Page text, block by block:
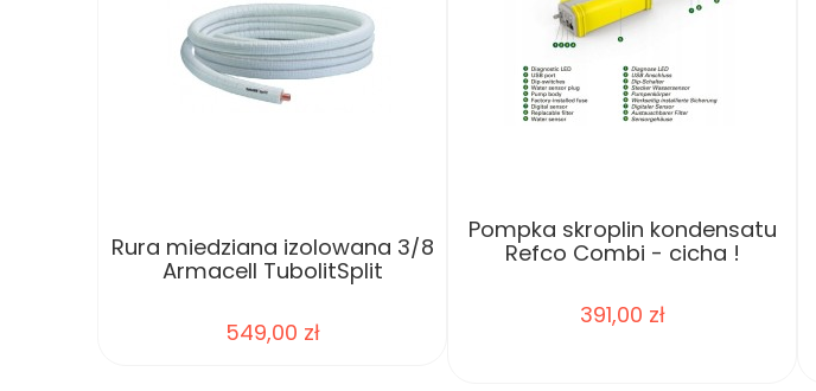
Rura miedziana izolowana 3/8
Armacell TubolitSplit
549,00 zł
Pompka skroplin kondensatu
Refco Combi - cicha !
391,00 zł